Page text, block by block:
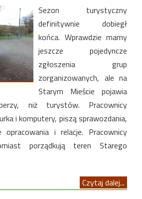
Sezon turystyczny
definitywnie dobiegł
końca. Wprawdzie mamy
jeszcze pojedyncze
zgłoszenia grup
zorganizowanych, ale na
Starym Mieście pojawia
niż turystów. Pracownicy
i komputery, piszą sprawozdania,
opracowania i relacje. Pracownicy
porządkują teren Starego
Czytaj dalej...